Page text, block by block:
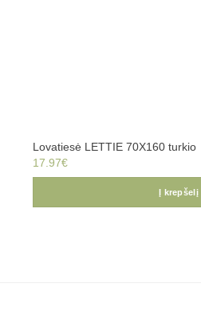
Lovatiesė LETTIE 70X160 turkio
17.97€
Į krepšelį